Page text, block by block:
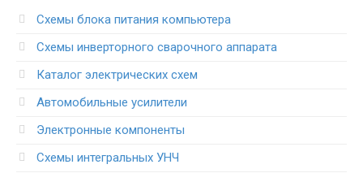
Схемы блока питания компьютера
Схемы инверторного сварочного аппарата
Каталог электрических схем
Автомобильные усилители
Электронные компоненты
Схемы интегральных УНЧ